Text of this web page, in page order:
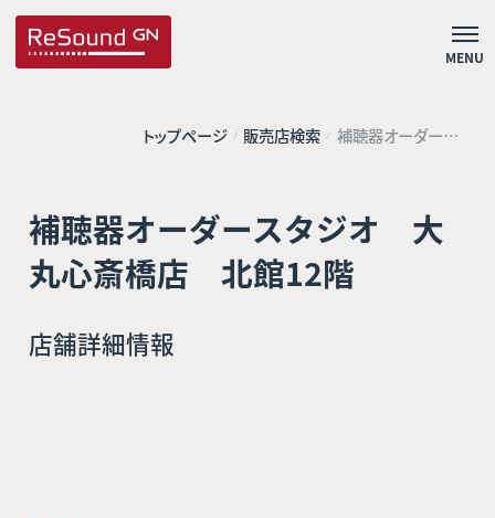
MENU
トップページ 販売店検索 補聴器オーダース
タジオ 大丸心斎
補聴器オーダースタジオ 大
丸心斎橋店 北館12階
店舗詳細情報